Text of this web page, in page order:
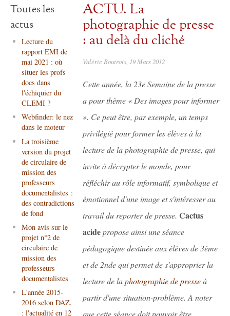
Toutes les
actus
Lecture du
rapport EMI de
mai 2021 : où
situer les profs
docs dans
l'échiquier du
CLEMI ?
Webfinder: le nez
dans le moteur
La troisième
version du projet
de circulaire de
mission des
professeurs
documentalistes :
des contradictions
de fond
Mon avis sur le
projet n°2 de
circulaire de
mission des
professeurs
documentalistes
L'année 2015-
2016 selon DAZ.
: l'actualité en 12
ACTU. La
photographie de presse
: au delà du cliché
Valérie Boutrois, 19 Mars 2012
Cette année, la 23e Semaine de la presse
a pour thème « Des images pour informer
». Ce peut être, par exemple, un temps
privilégié pour former les élèves à la
lecture de la photographie de presse, qui
invite à décrypter le monde, pour
réfléchir au rôle informatif, symbolique et
émotionnel d'une image et s'intéresser au
travail du reporter de presse.Cactus
acidepropose ainsi une séance
pédagogique destinée aux élèves de 3ème
et de 2nde qui permet de s'approprier la
lecture de laphotographie de presseà
partir d'une situation-problème. A noter
que cette séance doit pouvoir être